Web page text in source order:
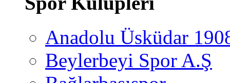
Anadolu Üsküdar
Beylerbeyi Spor A.Ş